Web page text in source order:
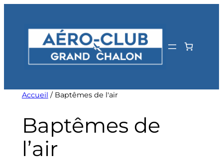
Accueil / Baptêmes de l'air
Baptêmes de
l’air